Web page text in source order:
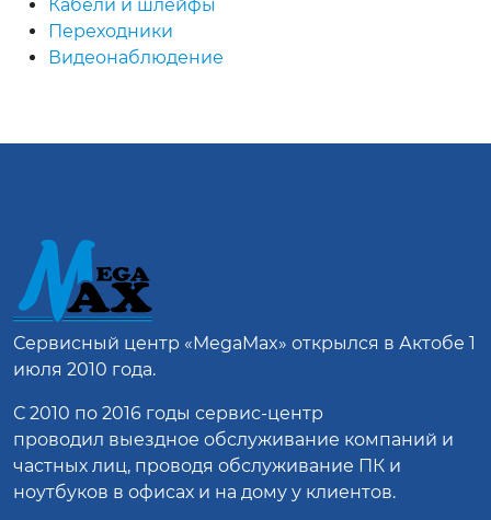
Кабели и шлейфы
Переходники
Видеонаблюдение
Сервисный центр «MegaMax» открылся в Актобе 1
июля 2010 года.
С 2010 по 2016 годы сервис-центр
проводил выездное обслуживание компаний и
частных лиц, проводя обслуживание ПК и
ноутбуков в офисах и на дому у клиентов.